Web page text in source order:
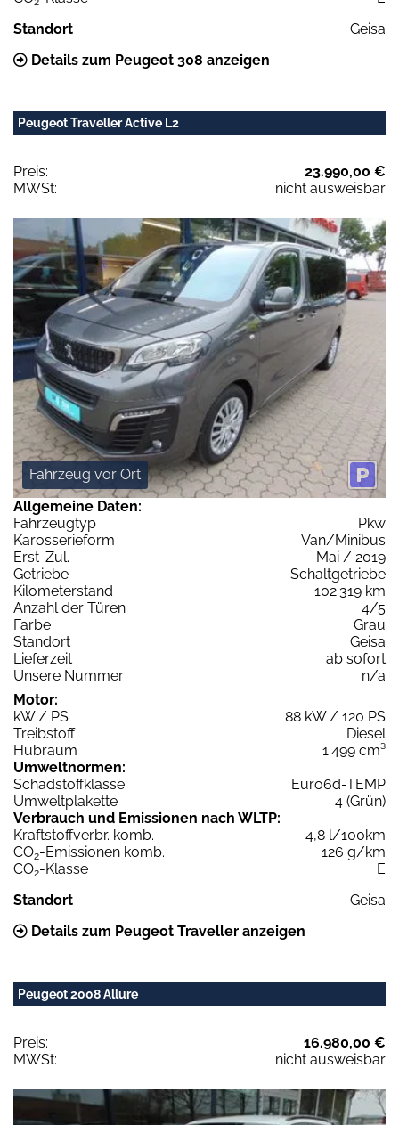
Standort
Geisa
Details zum Peugeot 308 anzeigen
Peugeot Traveller Active L2
Preis:
23.990,00 €
MWSt:
nicht ausweisbar
Fahrzeug vor Ort
Allgemeine Daten:
Fahrzeugtyp
Pkw
Karosserieform
Van/Minibus
Erst-Zul.
Mai / 2019
Getriebe
Schaltgetriebe
Kilometerstand
102.319 km
Anzahl der Türen
4/5
Farbe
Grau
Standort
Geisa
Lieferzeit
ab sofort
Unsere Nummer
n/a
Motor:
kW / PS
88 kW / 120 PS
Treibstoff
Diesel
Hubraum
1.499 cm³
Umweltnormen:
Schadstoffklasse
Euro6d-TEMP
Umweltplakette
4 (Grün)
Verbrauch und Emissionen nach WLTP:
Kraftstoffverbr. komb.
4,8 l/100km
CO2-Emissionen komb.
126 g/km
CO2-Klasse
E
Standort
Geisa
Details zum Peugeot Traveller anzeigen
Peugeot 2008 Allure
Preis:
16.980,00 €
MWSt:
nicht ausweisbar